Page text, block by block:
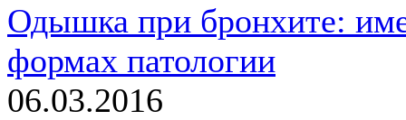
Одышка при бронхите:
формах патологии
06.03.2016